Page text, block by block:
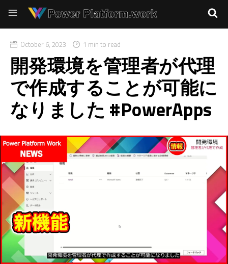
October 6, 2023 1 min to read
開発環境を管理者が代理
で作成することが可能に
なりました #PowerApps